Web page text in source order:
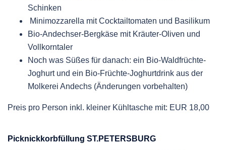
Schinken
Minimozzarella mit Cocktailtomaten und Basilikum
Bio-Andechser-Bergkäse mit Kräuter-Oliven und
Vollkorntaler
Noch was Süßes für danach: ein Bio-Waldfrüchte-
Joghurt und ein Bio-Früchte-Joghurtdrink aus der
Molkerei Andechs (Änderungen vorbehalten)
Preis pro Person inkl. kleiner Kühltasche mit: EUR 18,00
Picknickkorbfüllung ST.PETERSBURG